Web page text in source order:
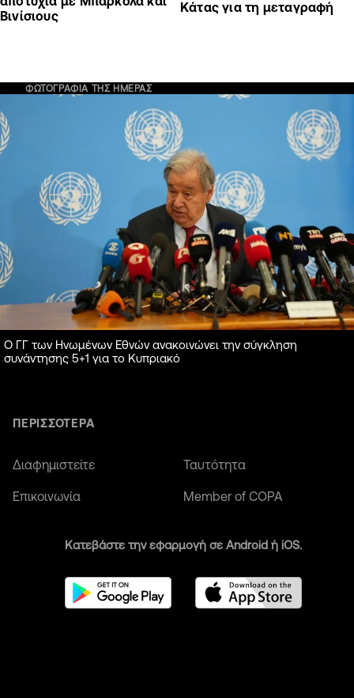
Βινίσιους
Κάτας για τη μεταγραφή
ΦΩΤΟΓΡΑΦΙΑ ΤΗΣ ΗΜΕΡΑΣ
Ο ΓΓ των Ηνωμένων Εθνών ανακοινώνει την σύγκληση
συνάντησης 5+1 για το Κυπριακό
ΠΕΡΙΣΣΟΤΕΡΑ
Διαφημιστείτε Ταυτότητα
Επικοινωνία Member of COPA
Κατεβάστε την εφαρμογή σε Android ή iOS.